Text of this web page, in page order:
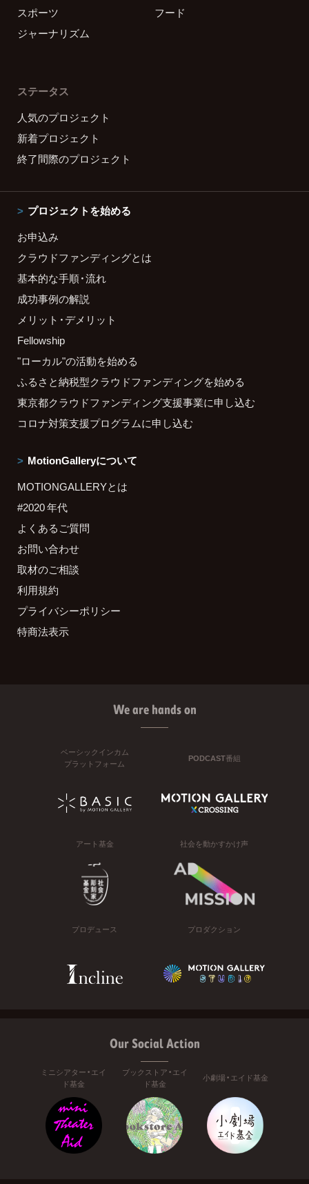
スポーツ
フード
ジャーナリズム
ステータス
人気のプロジェクト
新着プロジェクト
終了間際のプロジェクト
プロジェクトを始める
お申込み
クラウドファンディングとは
基本的な手順・流れ
成功事例の解説
メリット・デメリット
Fellowship
"ローカル"の活動を始める
ふるさと納税型クラウドファンディングを始める
東京都クラウドファンディング支援事業に申し込む
コロナ対策支援プログラムに申し込む
MotionGalleryについて
MOTIONGALLERYとは
#2020 年代
よくあるご質問
お問い合わせ
取材のご相談
利用規約
プライバシーポリシー
特商法表示
We are hands on
ベーシックインカム
プラットフォーム
PODCAST番組
アート基金 社会を動かすかけ声
プロデュース プロダクション
Our Social Action
ミニシアター・エイ
ド基金
ブックストア・エイ
ド基金
小劇場・エイド基金